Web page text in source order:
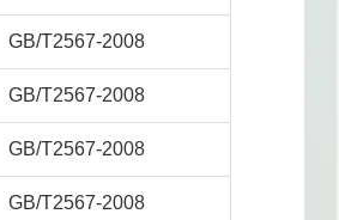
GB/T2567-2008
GB/T2567-2008
GB/T2567-2008
GB/T2567-2008